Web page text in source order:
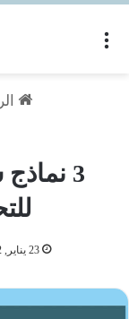
3
23 يناير, 2022